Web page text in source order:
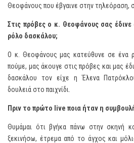
Θεοφάνους που έβγαινε στην τηλεόραση,
Στις πρόβες ο κ. Θεοφάνους σας έδινε
ρόλο δασκάλου;
Ο κ. Θεοφάνους μας κατεύθυνε σε ένα
πούμε, μας άκουγε στις πρόβες και μας
δασκάλου τον είχε η Έλενα
δουλειά στο παιχνίδι.
Πριν το πρώτο live ποια ήταν η
Θυμάμαι ότι βγήκα πάνω στην σκηνή
ξεκινήσω, έτρεμα από το άγχος και